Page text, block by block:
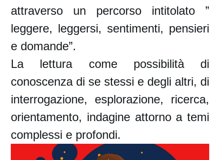
attraverso un percorso intitolato ”
leggere, leggersi, sentimenti, pensieri
e domande”.
La lettura come possibilità di
conoscenza di se stessi e degli altri, di
interrogazione, esplorazione, ricerca,
orientamento, indagine attorno a temi
complessi e profondi.